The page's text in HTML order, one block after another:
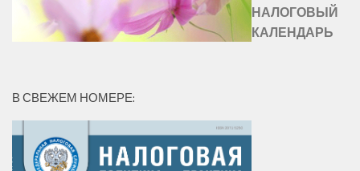
НАЛОГОВЫЙ
КАЛЕНДАРЬ
В СВЕЖЕМ НОМЕРЕ: